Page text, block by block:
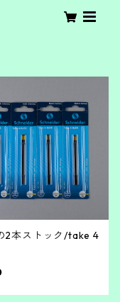
2本ストック/take 4